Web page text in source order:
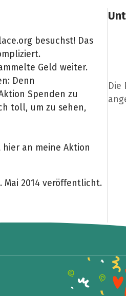
besuchst! Das
Geld weiter.
Denn
Spenden zu
toll, um zu sehen,
an meine Aktion
Mai 2014 veröffentlicht.
Die